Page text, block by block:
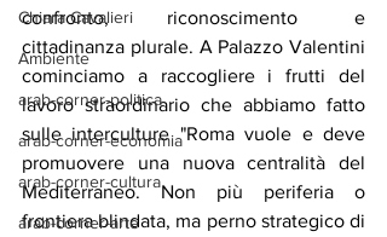
Chiara Cavalieri
Ambiente
arab-corner-politica
arab-corner-economia
arab-corner-cultura
arab-corner-arte
confronto, riconoscimento e
cittadinanza plurale. A Palazzo Valentini
cominciamo a raccogliere i frutti del
lavoro straordinario che abbiamo fatto
sulle interculture "Roma vuole e deve
promuovere una nuova centralità del
Mediterraneo. Non più periferia o
frontiera blindata, ma perno strategico di